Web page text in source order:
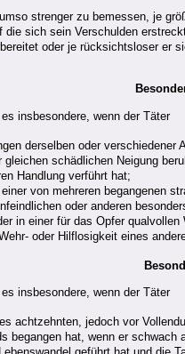
strenger zu bemessen, je
die sich sein Verschulden
oder je rücksichtsloser er
insbesondere, wenn der Täter
derselben oder
gleichen schädlichen Neigung
Handlung verführt hat;
von mehreren begangenen
oder anderen
in einer für das Opfer
oder Hilflosigkeit eines
insbesondere, wenn der Täter
achtzehnten, jedoch vor
begangen hat, wenn er